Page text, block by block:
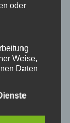
oder
Weise,
Daten